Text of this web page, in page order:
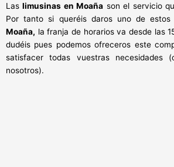
Laslimusinas en Moaña son el servicio
Por tanto si queréis daros uno de estos
Moaña, la franja de horarios va desde las
dudéis pues podemos ofreceros este
satisfacer todas vuestras necesidades
nosotros).